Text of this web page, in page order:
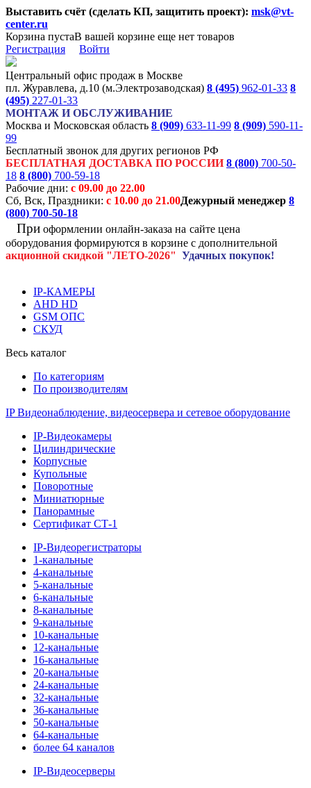
Выставить счёт (сделать КП, защитить проект): msk@vt-
center.ru
Корзина пустаВ вашей корзине еще нет товаров
Регистрация
Войти
Центральный офис продаж в Москве
пл. Журавлева, д.10 (м.Электрозаводская) 8 (495) 962-01-33 8
(495) 227-01-33
МОНТАЖ И ОБСЛУЖИВАНИЕ
Москва и Московская область 8 (909) 633-11-99 8 (909) 590-11-
99
Бесплатный звонок для других регионов РФ
БЕСПЛАТНАЯ ДОСТАВКА ПО РОССИИ 8 (800) 700-50-
18 8 (800) 700-59-18
Рабочие дни: с 09.00 до 22.00
Сб, Вск, Праздники: с 10.00 до 21.00Дежурный менеджер 8
(800) 700-50-18
При оформлении онлайн-заказа на сайте цена
оборудования формируются в корзине с дополнительной
акционной скидкой "ЛЕТО-2026" Удачных покупок!
IP-КАМЕРЫ
AHD HD
GSM ОПС
СКУД
Весь каталог
По категориям
По производителям
IP Видеонаблюдение, видеосервера и сетевое оборудование
IP-Видеокамеры
Цилиндрические
Корпусные
Купольные
Поворотные
Миниатюрные
Панорамные
Сертификат СТ-1
IP-Видеорегистраторы
1-канальные
4-канальные
5-канальные
6-канальные
8-канальные
9-канальные
10-канальные
12-канальные
16-канальные
20-канальные
24-канальные
32-канальные
36-канальные
50-канальные
64-канальные
более 64 каналов
IP-Видеосерверы